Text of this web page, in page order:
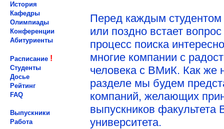
История
Кафедры
Олимпиады
Конференции
Абитуриенты
Расписание !
Студенты
Досье
Рейтинг
FAQ
Выпускники
Работа
Перед каждым
или поздно встает
процесс поиска
многие компании с
человека с ВМиК. Как же
разделе мы будем
компаний, желающих
выпускников факультета
университета.